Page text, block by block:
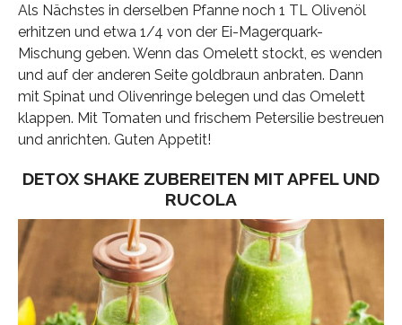
Als Nächstes in derselben Pfanne noch 1 TL Olivenöl
erhitzen und etwa 1/4 von der Ei-Magerquark-
Mischung geben. Wenn das Omelett stockt, es wenden
und auf der anderen Seite goldbraun anbraten. Dann
mit Spinat und Olivenringe belegen und das Omelett
klappen. Mit Tomaten und frischem Petersilie bestreuen
und anrichten. Guten Appetit!
DETOX SHAKE ZUBEREITEN MIT APFEL UND
RUCOLA